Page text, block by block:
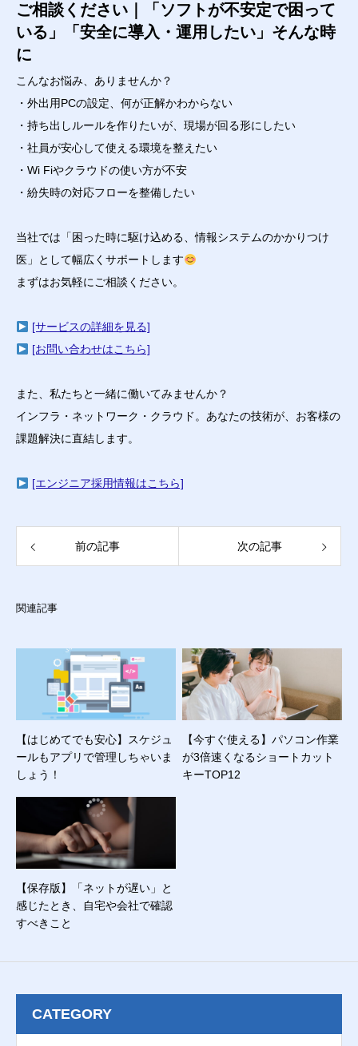
ご相談ください｜「ソフトが不安定で困って
いる」「安全に導入・運用したい」そんな時
に
こんなお悩み、ありませんか？
・外出用PCの設定、何が正解かわからない
・持ち出しルールを作りたいが、現場が回る形にしたい
・社員が安心して使える環境を整えたい
・Wi Fiやクラウドの使い方が不安
・紛失時の対応フローを整備したい
当社では「困った時に駆け込める、情報システムのかかりつけ
医」として幅広くサポートします
まずはお気軽にご相談ください。
[サービスの詳細を見る]
[お問い合わせはこちら]
また、私たちと一緒に働いてみませんか？
インフラ・ネットワーク・クラウド。あなたの技術が、お客様の
課題解決に直結します。
[エンジニア採用情報はこちら]
前の記事 次の記事
関連記事
【はじめてでも安心】スケジュ
ールもアプリで管理しちゃいま
しょう！
【今すぐ使える】パソコン作業
が3倍速くなるショートカット
キーTOP12
【保存版】「ネットが遅い」と
感じたとき、自宅や会社で確認
すべきこと
CATEGORY